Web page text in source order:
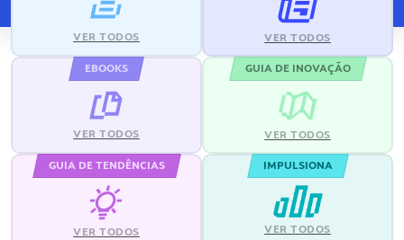
VER TODOS VER TODOS
EBOOKS
VER TODOS
GUIA DE INOVAÇÃO
VER TODOS
GUIA DE TENDÊNCIAS
VER TODOS
IMPULSIONA
VER TODOS